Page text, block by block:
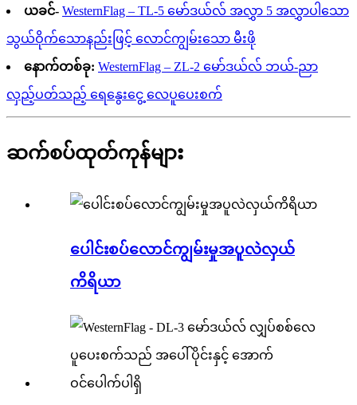
ယခင်- WesternFlag – TL-5 မော်ဒယ်လ် အလွှာ 5 အလွှာပါသော
သွယ်ဝိုက်သောနည်းဖြင့် လောင်ကျွမ်းသော မီးဖို
နောက်တစ်ခု: WesternFlag – ZL-2 မော်ဒယ်လ် ဘယ်-ညာ
လှည့်ပတ်သည့် ရေနွေးငွေ့ လေပူပေးစက်
ဆက်စပ်ထုတ်ကုန်များ
ပေါင်းစပ်လောင်ကျွမ်းမှုအပူလဲလှယ်
ကိရိယာ